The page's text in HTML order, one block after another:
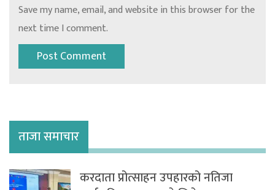
Save my name, email, and website in this browser for the
next time I comment.
ताजा समाचार
करदाता प्रोत्साहन उपहारको नतिजा